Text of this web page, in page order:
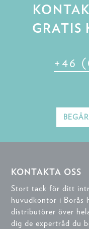
GRATIS
+46
KONTAKTA OSS
Stort tack för ditt
huvudkontor i Borås
distributörer över
dig de expertråd du